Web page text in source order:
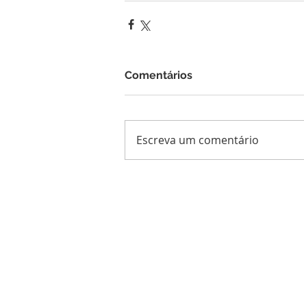
Comentários
Escreva um comentário